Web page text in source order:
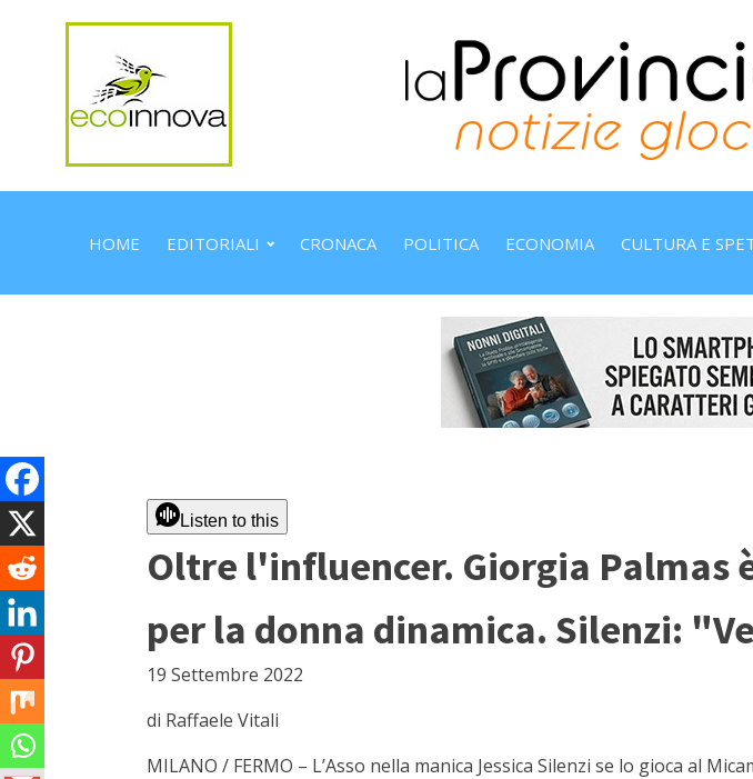
HOME EDITORIALI CRONACA POLITICA ECONOMIA CULTURA E
Listen to this
Oltre l'influencer. Giorgia Palmas
per la donna dinamica. Silenzi:
19 Settembre 2022
di Raffaele Vitali
MILANO / FERMO – L’Asso nella manica Jessica Silenzi se lo gioca al